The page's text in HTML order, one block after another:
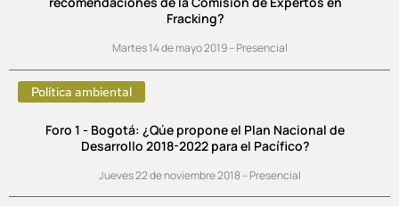
Fracking?
Martes 14 de mayo 2019 – Presencial
Política ambiental
Foro 1 - Bogotá: ¿Qúe propone el Plan Nacional de
Desarrollo 2018-2022 para el Pacífico?
Jueves 22 de noviembre 2018 – Presencial